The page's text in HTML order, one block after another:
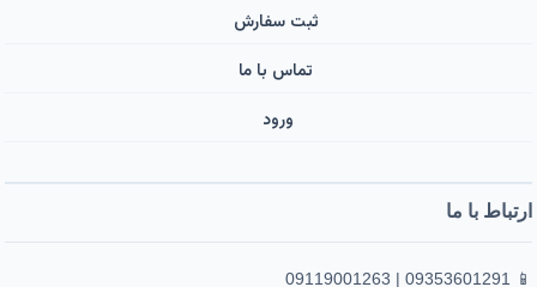
ثبت سفارش
تماس با ما
ورود ‌
ارتباط با ما
📱 09353601291 | 09119001263